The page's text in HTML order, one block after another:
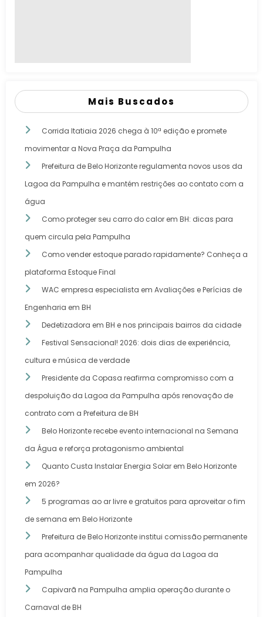
Mais Buscados
Corrida Itatiaia 2026 chega à 10ª edição e promete
movimentar a Nova Praça da Pampulha
Prefeitura de Belo Horizonte regulamenta novos usos da
Lagoa da Pampulha e mantém restrições ao contato com a
água
Como proteger seu carro do calor em BH: dicas para
quem circula pela Pampulha
Como vender estoque parado rapidamente? Conheça a
plataforma Estoque Final
WAC empresa especialista em Avaliações e Perícias de
Engenharia em BH
Dedetizadora em BH e nos principais bairros da cidade
Festival Sensacional! 2026: dois dias de experiência,
cultura e música de verdade
Presidente da Copasa reafirma compromisso com a
despoluição da Lagoa da Pampulha após renovação de
contrato com a Prefeitura de BH
Belo Horizonte recebe evento internacional na Semana
da Água e reforça protagonismo ambiental
Quanto Custa Instalar Energia Solar em Belo Horizonte
em 2026?
5 programas ao ar livre e gratuitos para aproveitar o fim
de semana em Belo Horizonte
Prefeitura de Belo Horizonte institui comissão permanente
para acompanhar qualidade da água da Lagoa da
Pampulha
Capivarã na Pampulha amplia operação durante o
Carnaval de BH